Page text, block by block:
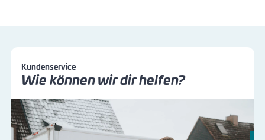
Kundenservice
Wie können wir dir helfen?